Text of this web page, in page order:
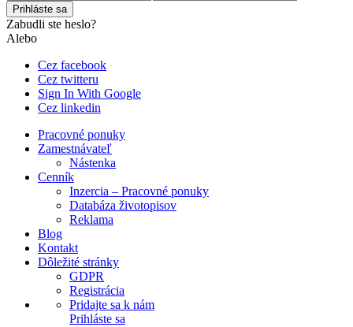
Zabudli ste heslo?
Alebo
Cez facebook
Cez twitteru
Sign In With Google
Cez linkedin
Pracovné ponuky
Zamestnávateľ
Nástenka
Cenník
Inzercia – Pracovné ponuky
Databáza životopisov
Reklama
Blog
Kontakt
Dôležité stránky
GDPR
Registrácia
Pridajte sa k nám
Prihláste sa